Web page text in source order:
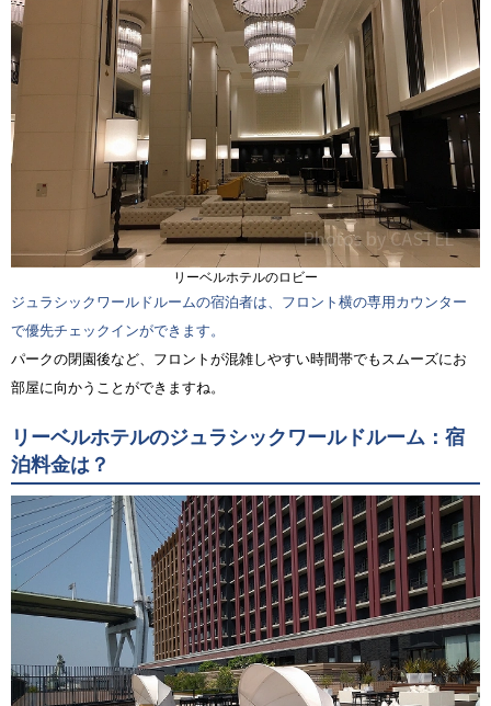
リーベルホテルのロビー
ジュラシックワールドルームの宿泊者は、フロント横の専用カウンター
で優先チェックインができます。
パークの閉園後など、フロントが混雑しやすい時間帯でもスムーズにお
部屋に向かうことができますね。
リーベルホテルのジュラシックワールドルーム：宿
泊料金は？